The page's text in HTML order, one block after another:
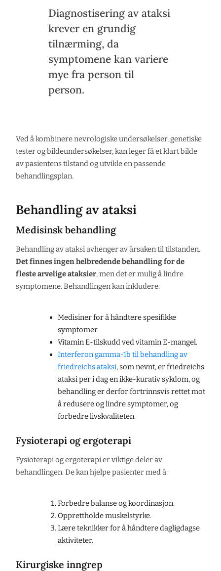
Diagnostisering av ataksi
krever en grundig
tilnærming, da
symptomene kan variere
mye fra person til
person.
Ved å kombinere nevrologiske undersøkelser, genetiske
tester og bildeundersøkelser, kan leger få et klart bilde
av pasientens tilstand og utvikle en passende
behandlingsplan.
Behandling av ataksi
Medisinsk behandling
Behandling av ataksi avhenger av årsaken til tilstanden.
Det finnes ingen helbredende behandling for de
fleste arvelige ataksier, men det er mulig å lindre
symptomene. Behandlingen kan inkludere:
Medisiner for å håndtere spesifikke
symptomer.
Vitamin E-tilskudd ved vitamin E-mangel.
Interferon gamma-1b til behandling av
friedreichs ataksi, som nevnt, er friedreichs
ataksi per i dag en ikke-kurativ sykdom, og
behandling er derfor fortrinnsvis rettet mot
å redusere og lindre symptomer, og
forbedre livskvaliteten.
Fysioterapi og ergoterapi
Fysioterapi og ergoterapi er viktige deler av
behandlingen. De kan hjelpe pasienter med å:
Forbedre balanse og koordinasjon.
Opprettholde muskelstyrke.
Lære teknikker for å håndtere dagligdagse
aktiviteter.
Kirurgiske inngrep